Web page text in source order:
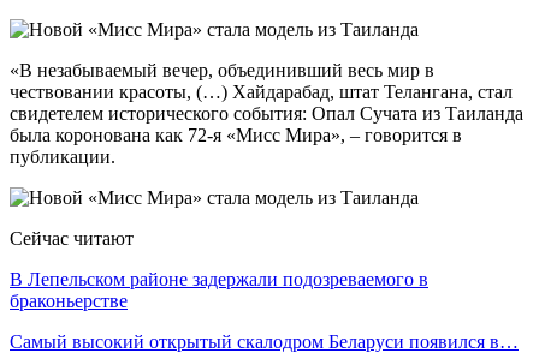
«В незабываемый вечер, объединивший весь мир в
чествовании красоты, (…) Хайдарабад, штат Телангана, стал
свидетелем исторического события: Опал Сучата из Таиланда
была коронована как 72-я «Мисс Мира», – говорится в
публикации.
Сейчас читают
В Лепельском районе задержали подозреваемого в
браконьерстве
Самый высокий открытый скалодром Беларуси появился в…